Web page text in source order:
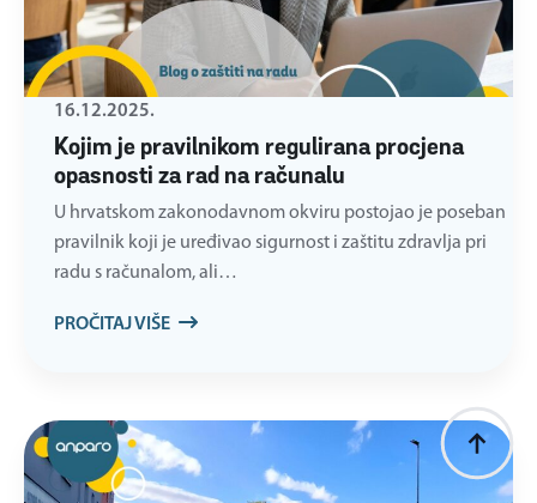
Kojim je pravilnikom regulirana procjena
opasnosti za rad na računalu
16.12.2025.
U hrvatskom zakonodavnom okviru postojao je poseban
pravilnik koji je uređivao sigurnost i zaštitu zdravlja pri
radu s računalom, ali…
PROČITAJ VIŠE